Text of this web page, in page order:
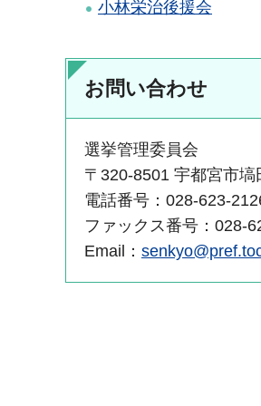
小林栄治後援会
お問い合わせ
選挙管理委員会
〒320-8501 宇都宮市
電話番号：028-623-
ファックス番号：028-
Email：